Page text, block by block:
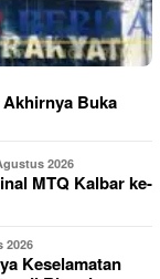
Buka
2026
MTQ Kalbar ke-
2026
Keselamatan